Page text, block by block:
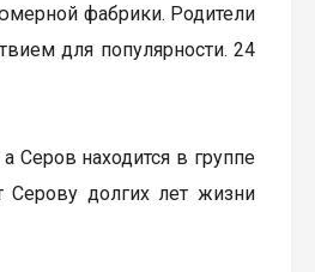
фабрики. Родители
для популярности. 24
Серов находится в группе
Серову долгих лет жизни